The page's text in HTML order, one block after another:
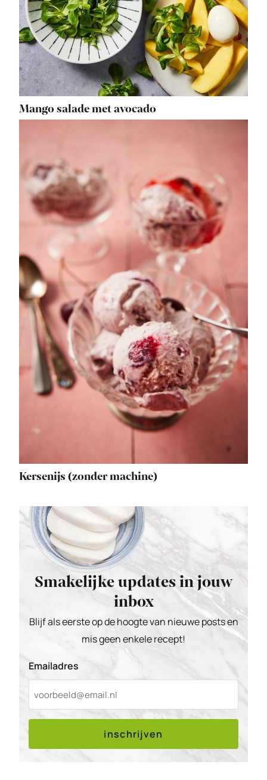
Mango salade met avocado
Kersenijs (zonder machine)
Smakelijke updates in jouw
inbox
Blijf als eerste op de hoogte van nieuwe posts en
mis geen enkele recept!
Emailadres
inschrijven